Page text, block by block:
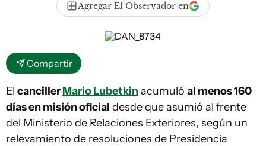
Agregar El Observador en
Compartir
El cancillerMario Lubetkinacumuló al menos 160
días en misión oficial desde que asumió al frente
del Ministerio de Relaciones Exteriores, según un
relevamiento de resoluciones de Presidencia